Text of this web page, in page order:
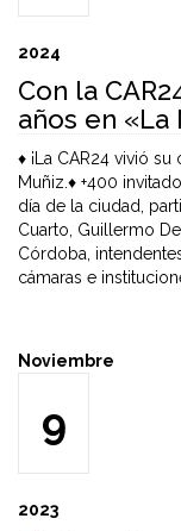
2024
Con la
años en
♦️ ¡La CAR24 vivió
Muñiz.♦️ +400
día de la ciudad,
Cuarto, Guillermo
Córdoba,
cámaras e
Noviembre
9
2023